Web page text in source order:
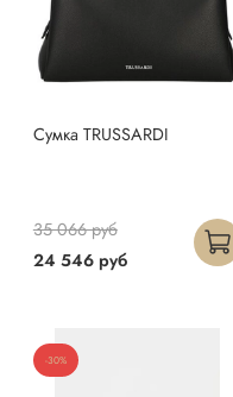
Сумка TRUSSARDI
24 546 руб
35 066 руб
-30%